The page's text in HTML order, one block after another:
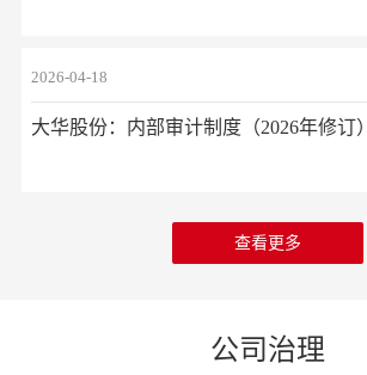
2026-04-18
大华股份：内部审计制度（2026年修订）
查看更多
公司治理